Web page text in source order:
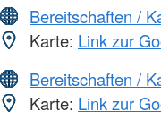
Bereitschaften /
Karte: Link zur
Bereitschaften /
Karte: Link zur